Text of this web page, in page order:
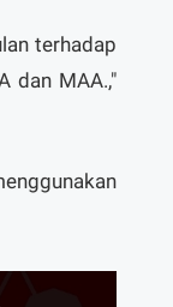
terhadap
dan MAA.,"